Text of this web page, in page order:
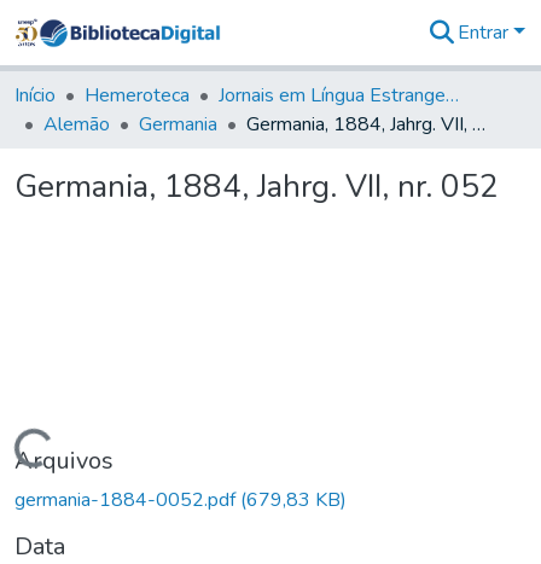
&
Coleções
Tudo na
Digital
Entrar
Início Hemeroteca
Jornais em Língua Estrangeira
Alemão
Germania Germania, 1884, Jahrg. VII, nr. 052
Germania, 1884, Jahrg. VII, nr. 052
Carregando...
Arquivos
germania-1884-0052.pdf(679,83 KB)
Data